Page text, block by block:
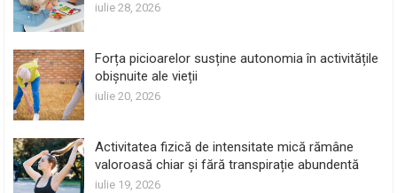
iulie 28, 2026
Forța picioarelor susține autonomia în activitățile
obișnuite ale vieții
iulie 20, 2026
Activitatea fizică de intensitate mică rămâne
valoroasă chiar și fără transpirație abundentă
iulie 19, 2026